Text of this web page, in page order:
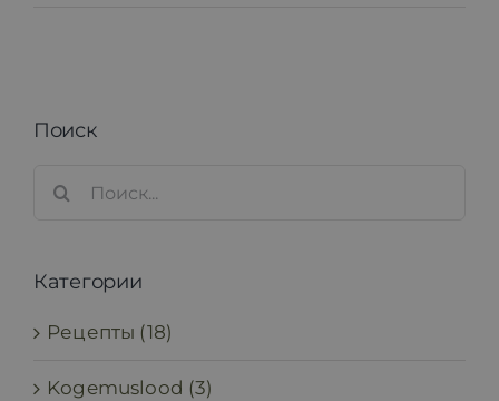
Поиск
Search
Категории
Рецепты (18)
Kogemuslood (3)